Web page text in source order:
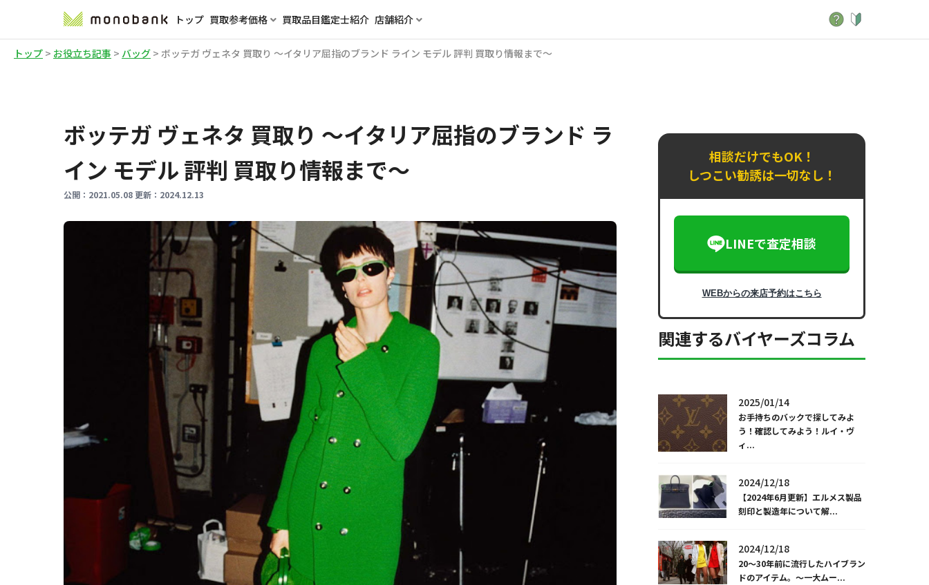
トップ 買取参考価格 買取品目鑑定士紹介 店舗紹介
トップ > お役立ち記事 > バッグ > ボッテガ ヴェネタ 買取り ～イタリア屈指のブランド ライン モデル 評判 買取り情報まで～
ボッテガ ヴェネタ 買取り ～イタリア屈指のブランド ラ
イン モデル 評判 買取り情報まで～
公開： 2021.05.08 更新： 2024.12.13
相談だけでもOK！
しつこい勧誘は一切なし！
LINEで査定相談
WEBからの来店予約はこちら
関連するバイヤーズコラム
2025/01/14
お手持ちのバックで探してみよ
う！確認してみよう！ルイ・ヴ
ィ...
2024/12/18
【2024年6月更新】エルメス製品
刻印と製造年について解...
2024/12/18
20～30年前に流行したハイブラン
ドのアイテム。～一大ムー...